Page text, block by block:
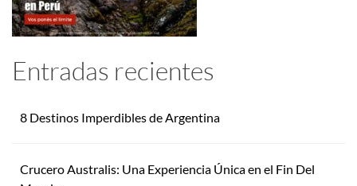
Entradas recientes
8 Destinos Imperdibles de Argentina
Crucero Australis: Una Experiencia Única en el Fin Del